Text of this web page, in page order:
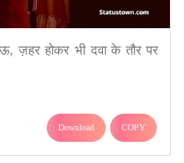
ज़हर होकर भी दवा के तौर पर
Download COPY